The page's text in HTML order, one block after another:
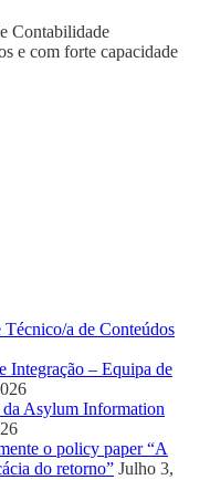
Contabilidade
e com forte capacidade
a de Conteúdos
Integração – Equipa de
Asylum Information
o policy paper “A
do retorno” Julho 3,